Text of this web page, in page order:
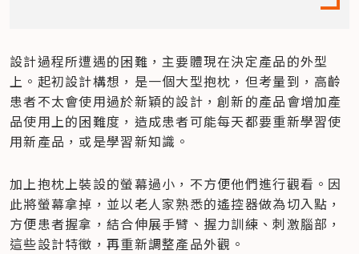
設計過程所遭遇的困難，主要體現在決定產品的外型
上。起初設計構想，是一個大型抱枕，但考量到，高齡
患者不太會使用過於新穎的設計，創新的產品會增加產
品使用上的困難度，造成患者可能每天都要重新學習使
用新產品，或是學習新知識。
加上抱枕上裝設的螢幕過小，不方便他們進行觀看。因
此將螢幕拿掉，並以老人家熟悉的遙控器做為切入點，
方便患者握拿，結合伸展手臂、握力訓練、刺激腦部，
這些設計特徵，再重新調整產品外觀。